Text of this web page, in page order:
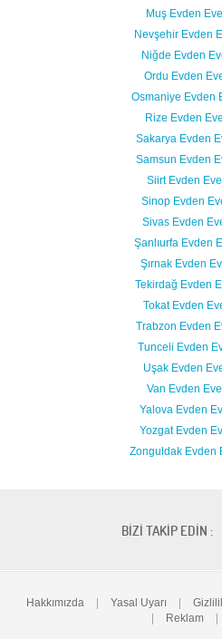
Muş Evden
Nevşehir Evden
Niğde Evden
Ordu Evden
Osmaniye Evden
Rize Evden
Sakarya Evden
Samsun Evden
Siirt Evden Eve
Sinop Evden
Sivas Evden
Şanlıurfa Evden
Şırnak Evden
Tekirdağ Evden
Tokat Evden
Trabzon Evden
Tunceli Evden
Uşak Evden
Van Evden Eve
Yalova Evden
Yozgat Evden
Zonguldak Evden
BİZİ TAKİP EDİN :
Hakkımızda | Yasal Uyarı |
|
Reklam |